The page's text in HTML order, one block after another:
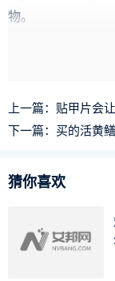
物。
做法：
糖化
显变成深红色，
上一篇： 贴甲片会
下一篇： 买的活黄
猜你喜欢